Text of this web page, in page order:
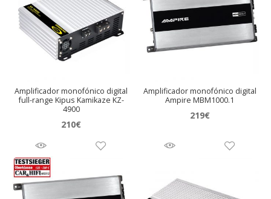
Amplificador monofónico digital
full-range Kipus Kamikaze KZ-
4900
210€
Amplificador monofónico digital
Ampire MBM1000.1
219€